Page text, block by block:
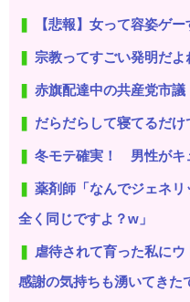
【悲報】女って容姿ゲ
宗教ってすごい発明だよ
赤旗配達中の共産党市
だらだらして寝てるだけ
冬モテ確実！ 男性がキ
薬剤師「なんでジェネ
全く同じですよ？w」
虐待されて育った私に
感謝の気持ちも湧いてきた